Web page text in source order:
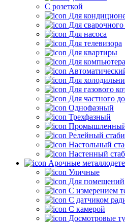
C розеткой
Для
Для сварочного
Для насоса
Для телевизора
Для квартиры
Для компьютера
Для
Для газового
Для частного
Однофазный
Трехфазный
Релейный
Настольный
Настенный
Арочные
Уличные
Для помещений
С измерением
С датчиком
С камерой
Досмотровые